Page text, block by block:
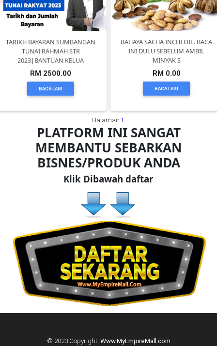
TARIKH BAYARAN SUMBANGAN
TUNAI RAHMAH STR
2023|BANTUAN KELUA
RM 2500.00
BACA LAGI
BAHAYA SACHA INCHI OIL. BACA
INI DULU SEBELUM AMBIL
MINYAK S
RM 0.00
BACA LAGI
Halaman 1
PLATFORM INI SANGAT
MEMBANTU SEBARKAN
BISNES/PRODUK ANDA
Klik Dibawah daftar
PERAK(41)
NEGERI
SEMBILAN(10)
TERENGGANU(12)
SABAH(0)
JOHOR(8)
MELAKA(53)
PENANG(2)
© 2023 Copyright: Www.MyEmpireMall.com